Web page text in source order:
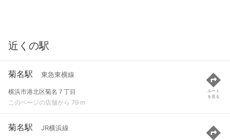
近くの駅
菊名駅 東急東横線
横浜市港北区菊名７丁目
このページの店舗から 79 m
ルート
を見る
菊名駅 JR横浜線